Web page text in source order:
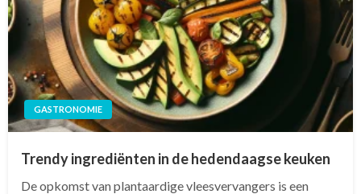
GASTRONOMIE
Trendy ingrediënten in de hedendaagse keuken
De opkomst van plantaardige vleesvervangers is een